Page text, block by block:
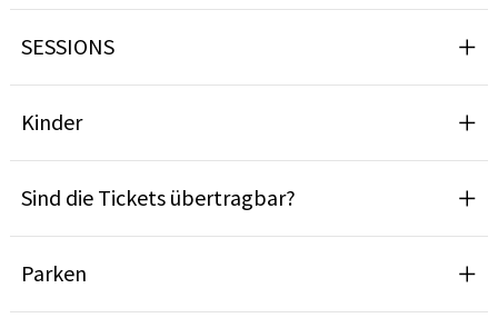
SESSIONS
Kinder
Sind die Tickets übertragbar?
Parken